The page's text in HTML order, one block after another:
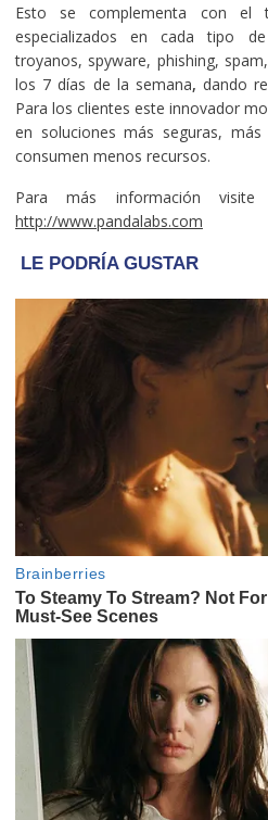
Esto se complementa con el
especializados en cada tipo
troyanos, spyware, phishing,
los 7 días de la semana, dando
Para los clientes este innovador
en soluciones más seguras,
consumen menos recursos.
Para más información
http://www.pandalabs.com